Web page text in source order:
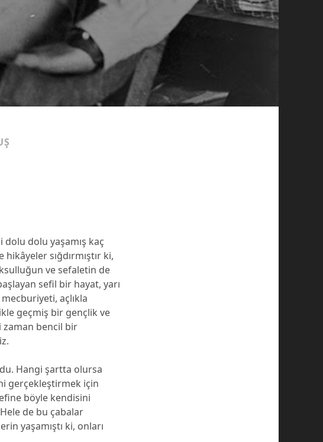
dolu dolu yaşamış kaç
sığdırmıştır ki,
ve sefaletin de
sefil bir hayat, yarı
açlıkla
geçmiş bir gençlik ve
zaman bencil bir
Hangi şartta olursa
gerçekleştirmek için
böyle kendisini
de bu çabalar
yaşamıştı ki, onları